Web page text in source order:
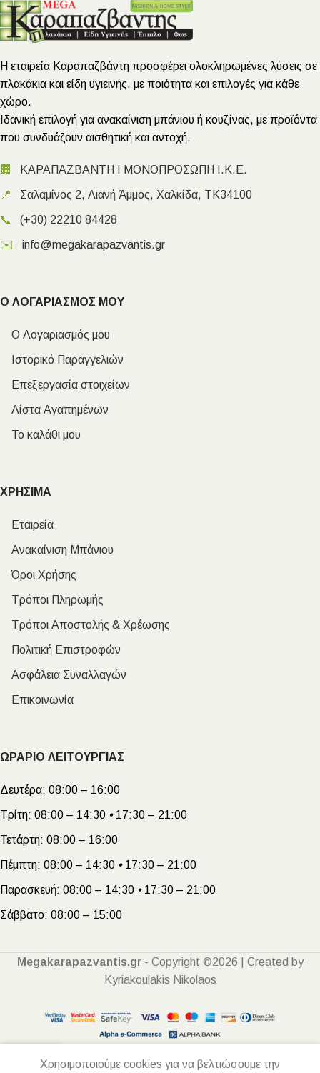
Η εταιρεία Καραπαζβάντη προσφέρει ολοκληρωμένες λύσεις σε
πλακάκια και είδη υγιεινής, με ποιότητα και επιλογές για κάθε
χώρο.
Ιδανική επιλογή για ανακαίνιση μπάνιου ή κουζίνας, με προϊόντα
που συνδυάζουν αισθητική και αντοχή.
🏢 ΚΑΡΑΠΑΖΒΑΝΤΗ Ι ΜΟΝΟΠΡΟΣΩΠΗ Ι.Κ.Ε.
📍 Σαλαμίνος 2, Λιανή Άμμος, Χαλκίδα, ΤΚ34100
📞 (+30) 22210 84428
✉️ info@megakarapazvantis.gr
Ο ΛΟΓΑΡΙΑΣΜΟΣ ΜΟΥ
Ο Λογαριασμός μου
Ιστορικό Παραγγελιών
Επεξεργασία στοιχείων
Λίστα Αγαπημένων
Το καλάθι μου
ΧΡΗΣΙΜΑ
Εταιρεία
Ανακαίνιση Μπάνιου
Όροι Χρήσης
Τρόποι Πληρωμής
Τρόποι Αποστολής & Χρέωσης
Πολιτική Επιστροφών
Ασφάλεια Συναλλαγών
Επικοινωνία
ΩΡΑΡΙΟ ΛΕΙΤΟΥΡΓΙΑΣ
Δευτέρα: 08:00 – 16:00
Τρίτη: 08:00 – 14:30 •17:30 – 21:00
Τετάρτη: 08:00 – 16:00
Πέμπτη: 08:00 – 14:30 •17:30 – 21:00
Παρασκευή: 08:00 – 14:30 •17:30 – 21:00
Σάββατο: 08:00 – 15:00
Megakarapazvantis.gr- Copyright ©2026 | Created by
Kyriakoulakis Nikolaos
Χρησιμοποιούμε cookies για να βελτιώσουμε την